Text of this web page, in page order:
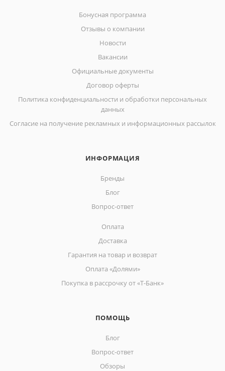
Бонусная программа
Отзывы о компании
Новости
Вакансии
Официальные документы
Договор оферты
Политика конфиденциальности и обработки персональных
данных
Согласие на получение рекламных и информационных рассылок
ИНФОРМАЦИЯ
Бренды
Блог
Вопрос-ответ
Оплата
Доставка
Гарантия на товар и возврат
Оплата «Долями»
Покупка в рассрочку от «Т-Банк»
ПОМОЩЬ
Блог
Вопрос-ответ
Обзоры